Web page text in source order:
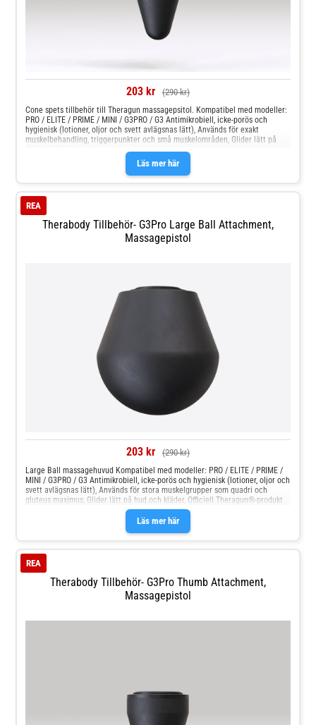
203 kr (290 kr)
Läs mer här
Cone spets tillbehör till Theragun massagepsitol. Kompatibel med modeller:
PRO / ELITE / PRIME / MINI / G3PRO / G3 Antimikrobiell, icke-porös och
hygienisk (lotioner, oljor och svett avlägsnas lätt), Används för exakt
muskelbehandling, triggerpunkter och små muskelområden, Glider lätt på
Therabody Tillbehör- G3Pro Large Ball Attachment,
Massagepistol
REA
203 kr (290 kr)
Läs mer här
Large Ball massagehuvud Kompatibel med modeller: PRO / ELITE / PRIME /
MINI / G3PRO / G3 Antimikrobiell, icke-porös och hygienisk (lotioner, oljor och
svett avlägsnas lätt), Används för stora muskelgrupper som quadri och
gluteus maximus, Glider lätt på hud och kläder, Officiell Theragun®-produkt
Therabody Tillbehör- G3Pro Thumb Attachment,
Massagepistol
REA